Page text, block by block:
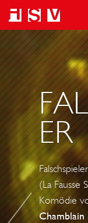
C
H
L
S
O
M
E
R
-
ER
(La Fausse
Komödie